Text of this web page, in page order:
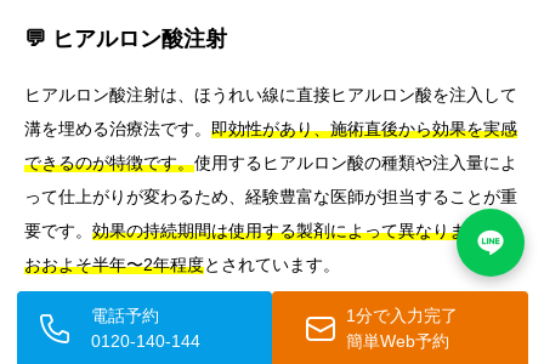
💬 ヒアルロン酸注射
ヒアルロン酸注射は、ほうれい線に直接ヒアルロン酸を注入して
溝を埋める治療法です。 即効性があり、施術直後から効果を実感
できるのが特徴です。使用するヒアルロン酸の種類や注入量によ
って仕上がりが変わるため、経験豊富な医師が担当することが重
要です。 効果の持続期間は使用する製剤によって異なりますが、
おおよそ半年〜2年程度とされています。
✅ ボツリヌストキシン注射
電話予約
0120-140-144
1分で入力完了
簡単Web予約